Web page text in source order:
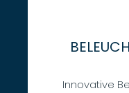
Innovative